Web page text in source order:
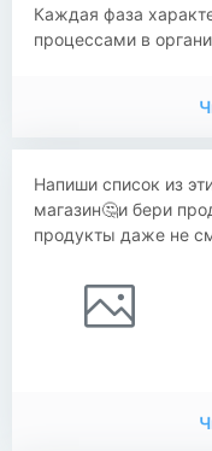
Каждая фаза
процессами в
Напиши список из
магазин🤔и бери
продукты даже не